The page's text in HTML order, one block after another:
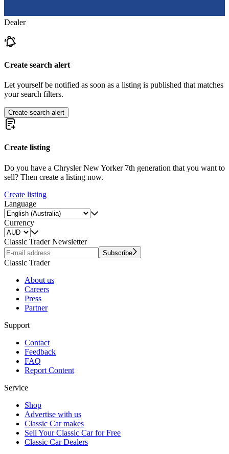
Dealer
Create search alert
Let yourself be notified as soon as a listing is published that matches
your search filters.
Create search alert
Create listing
Do you have a Chrysler New Yorker 7th generation that you want to
sell? Then create a listing now.
Create listing
Language
Currency
Classic Trader Newsletter
Subscribe
Classic Trader
About us
Careers
Press
Partner
Support
Contact
Feedback
FAQ
Report Content
Service
Shop
Advertise with us
Classic Car makes
Sell Your Classic Car for Free
Classic Car Dealers